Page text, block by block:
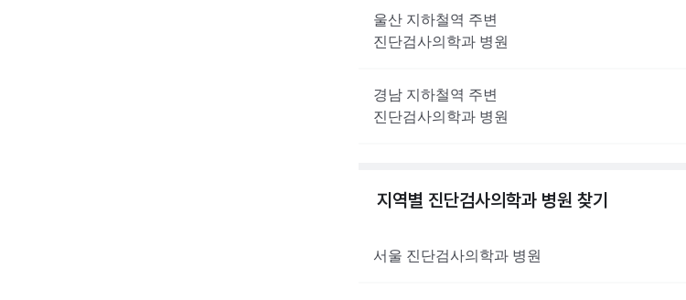
울산 지하철역 주변
진단검사의학과 병원
경남 지하철역 주변
진단검사의학과 병원
지역별 진단검사의학과 병원 찾기
서울 진단검사의학과 병원